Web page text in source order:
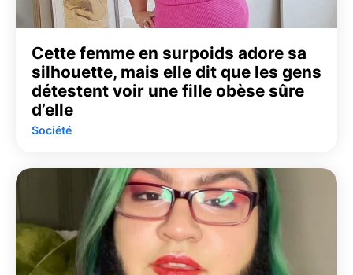
Cette femme en surpoids adore sa
silhouette, mais elle dit que les gens
détestent voir une fille obèse sûre
d’elle
Société